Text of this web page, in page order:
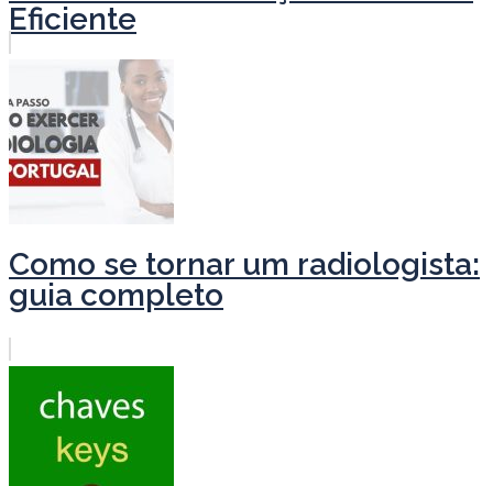
Eficiente
Como se tornar um radiologista:
guia completo